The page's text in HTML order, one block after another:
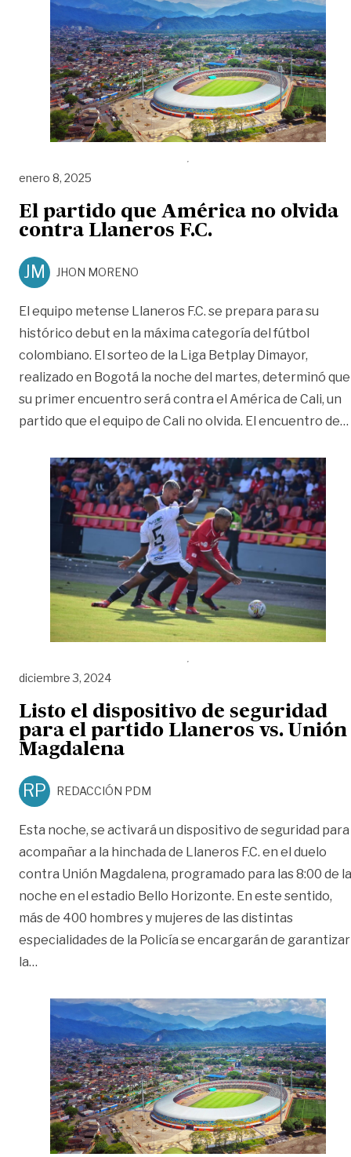
enero 8, 2025
El partido que América no olvida
contra Llaneros F.C.
JM JHON MORENO
El equipo metense Llaneros F.C. se prepara para su
histórico debut en la máxima categoría del fútbol
colombiano. El sorteo de la Liga Betplay Dimayor,
realizado en Bogotá la noche del martes, determinó que
su primer encuentro será contra el América de Cali, un
partido que el equipo de Cali no olvida. El encuentro de…
diciembre 3, 2024
Listo el dispositivo de seguridad
para el partido Llaneros vs. Unión
Magdalena
RP REDACCIÓN PDM
Esta noche, se activará un dispositivo de seguridad para
acompañar a la hinchada de Llaneros F.C. en el duelo
contra Unión Magdalena, programado para las 8:00 de la
noche en el estadio Bello Horizonte. En este sentido,
más de 400 hombres y mujeres de las distintas
especialidades de la Policía se encargarán de garantizar
la…